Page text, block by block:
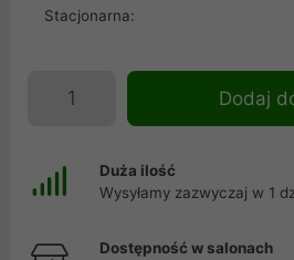
Stacjonarna:
Dodaj
Duża ilość
Wysyłamy zazwyczaj w 1
Dostępność w salonach